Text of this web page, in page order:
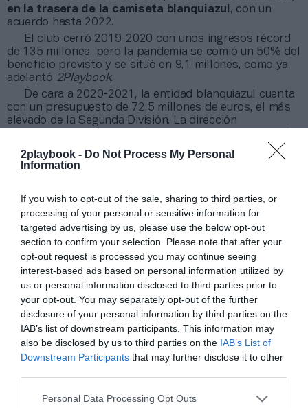
2playbook - Do Not Process My Personal
Information
If you wish to opt-out of the sale, sharing to third parties, or
processing of your personal or sensitive information for
targeted advertising by us, please use the below opt-out
section to confirm your selection. Please note that after your
opt-out request is processed you may continue seeing
interest-based ads based on personal information utilized by
us or personal information disclosed to third parties prior to
your opt-out. You may separately opt-out of the further
disclosure of your personal information by third parties on the
IAB’s list of downstream participants. This information may
also be disclosed by us to third parties on the IAB’s List of
Downstream Participants that may further disclose it to other
Personal Data Processing Opt Outs
Índex2P
PRO Women in Sports
en la trasera de la camiseta blanquiazul , con un
acuerdo hasta 2022.
El club cerró 2019-2020 con unos ingresos récord
de 135 millones, pero la pandemia se comió un 50% del
beneficio previsto y se situó en 9,1 millones, como ya
adelantó 2Playbook.
De cara a 2020-2021, la entidad blanquiazul cuenta
con un presupuesto de 72,5 millones de euros, el más
elevado de la Segunda División. La dirección
de ingresos del 50% respecto al cierre de 2019-2020.
Mantente informado con las últimas noticias de actualidad.
ACTIVAR AHORA
Compartir
Imprimir